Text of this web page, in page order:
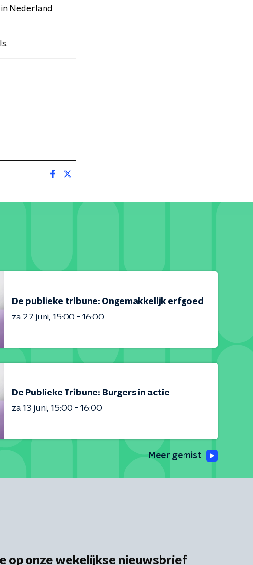
Nederland
De publieke tribune: Ongemakkelijk erfgoed
za 27 juni 15:00 - 16:00
De Publieke Tribune: Burgers in actie
za 13 juni 15:00 - 16:00
Meer gemist
op onze wekelijkse nieuwsbrief